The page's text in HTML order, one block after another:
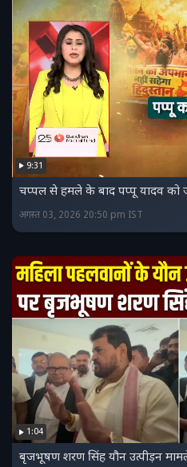
9:31
चप्पल से हमले के बाद पप्पू यादव को
अगस्त 03, 2026 20:50 pm IST
1:04
बृजभूषण शरण सिंह यौन उत्पीड़न